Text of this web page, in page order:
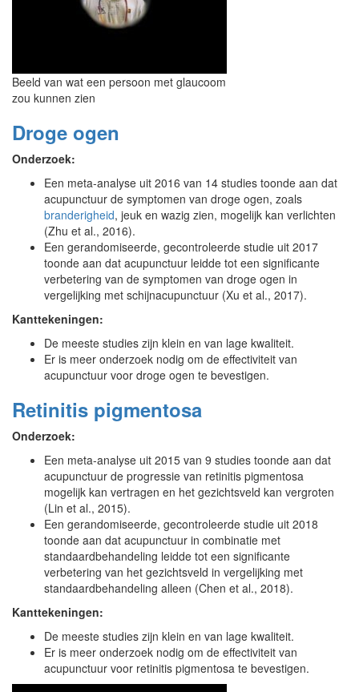
Beeld van wat een persoon met glaucoom
zou kunnen zien
Droge ogen
Onderzoek:
Een meta-analyse uit 2016 van 14 studies toonde aan dat
acupunctuur de symptomen van droge ogen, zoals
branderigheid, jeuk en wazig zien, mogelijk kan verlichten
(Zhu et al., 2016).
Een gerandomiseerde, gecontroleerde studie uit 2017
toonde aan dat acupunctuur leidde tot een significante
verbetering van de symptomen van droge ogen in
vergelijking met schijnacupunctuur (Xu et al., 2017).
Kanttekeningen:
De meeste studies zijn klein en van lage kwaliteit.
Er is meer onderzoek nodig om de effectiviteit van
acupunctuur voor droge ogen te bevestigen.
Retinitis pigmentosa
Onderzoek:
Een meta-analyse uit 2015 van 9 studies toonde aan dat
acupunctuur de progressie van retinitis pigmentosa
mogelijk kan vertragen en het gezichtsveld kan vergroten
(Lin et al., 2015).
Een gerandomiseerde, gecontroleerde studie uit 2018
toonde aan dat acupunctuur in combinatie met
standaardbehandeling leidde tot een significante
verbetering van het gezichtsveld in vergelijking met
standaardbehandeling alleen (Chen et al., 2018).
Kanttekeningen:
De meeste studies zijn klein en van lage kwaliteit.
Er is meer onderzoek nodig om de effectiviteit van
acupunctuur voor retinitis pigmentosa te bevestigen.